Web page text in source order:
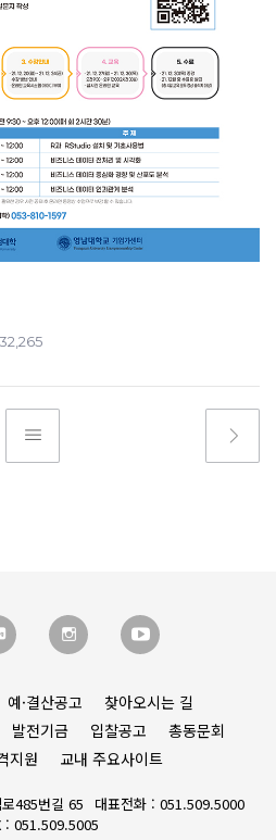
32,265
예·결산공고
찾아오시는 길
발전기금 입찰공고
총동문회
지원 교내 주요사이트
485번길 65
대표전화 : 051.509.5000
: 051.509.5005